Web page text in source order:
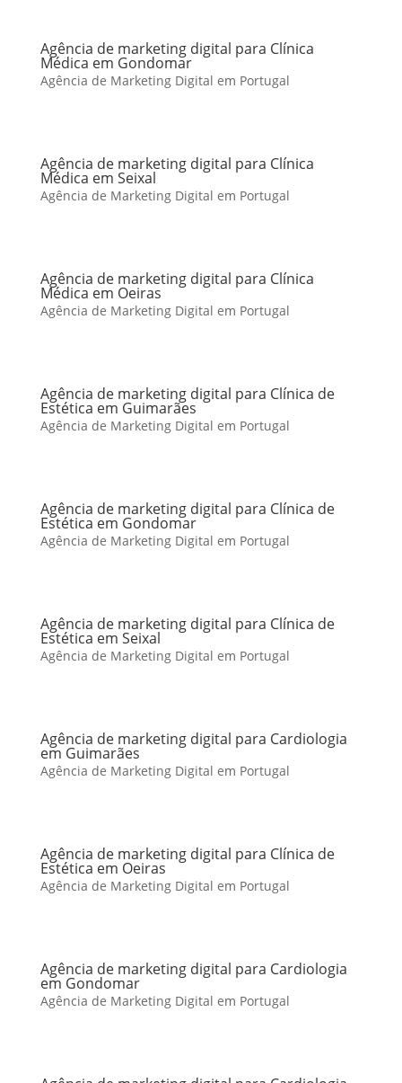
Agência de marketing digital para Clínica
Médica em Gondomar
Agência de Marketing Digital em Portugal
Agência de marketing digital para Clínica
Médica em Seixal
Agência de Marketing Digital em Portugal
Agência de marketing digital para Clínica
Médica em Oeiras
Agência de Marketing Digital em Portugal
Agência de marketing digital para Clínica de
Estética em Guimarães
Agência de Marketing Digital em Portugal
Agência de marketing digital para Clínica de
Estética em Gondomar
Agência de Marketing Digital em Portugal
Agência de marketing digital para Clínica de
Estética em Seixal
Agência de Marketing Digital em Portugal
Agência de marketing digital para Cardiologia
em Guimarães
Agência de Marketing Digital em Portugal
Agência de marketing digital para Clínica de
Estética em Oeiras
Agência de Marketing Digital em Portugal
Agência de marketing digital para Cardiologia
em Gondomar
Agência de Marketing Digital em Portugal